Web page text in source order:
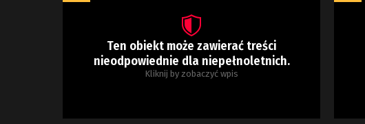
Ten obiekt może zawierać treści
nieodpowiednie dla niepełnoletnich.
Kliknij by zobaczyć wpis